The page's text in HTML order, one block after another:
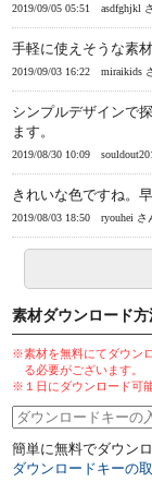
2019/09/05 05:51 asdfghjkl
手軽に使えそうな素
2019/09/03 16:22 miraikids
シンプルデザインで
ます。
2019/08/30 10:09
きれいな色ですね。
2019/08/03 18:50 ryouhei さ
素材ダウンロード方
※素材を無料にてダウン
る必要がございます。
※１日にダウンロード可
簡単に無料でダウン
ダウンロードキーの